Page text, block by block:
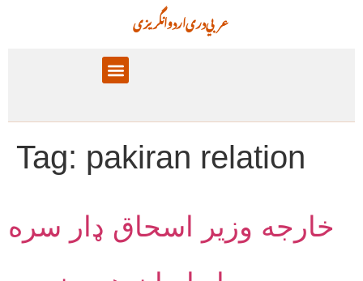
انگریزیاردودریعربي
Tag: pakiran relation
خارجه وزير اسحاق ډار سره